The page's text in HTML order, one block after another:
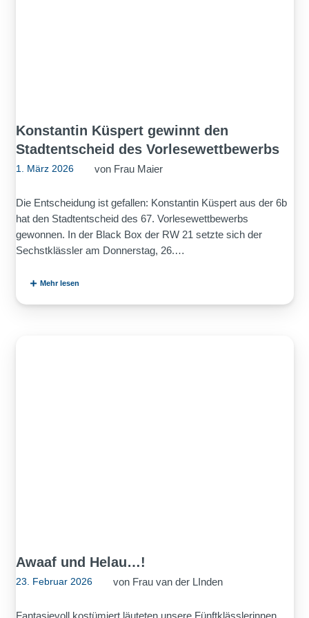
Konstantin Küspert gewinnt den
Stadtentscheid des Vorlesewettbewerbs
1. März 2026 von Frau Maier
Die Entscheidung ist gefallen: Konstantin Küspert aus der 6b
hat den Stadtentscheid des 67. Vorlesewettbewerbs
gewonnen. In der Black Box der RW 21 setzte sich der
Sechstklässler am Donnerstag, 26.…
Mehr lesen
Awaaf und Helau…!
23. Februar 2026 von Frau van der LInden
Fantasievoll kostümiert läuteten unsere Fünftklässlerinnen